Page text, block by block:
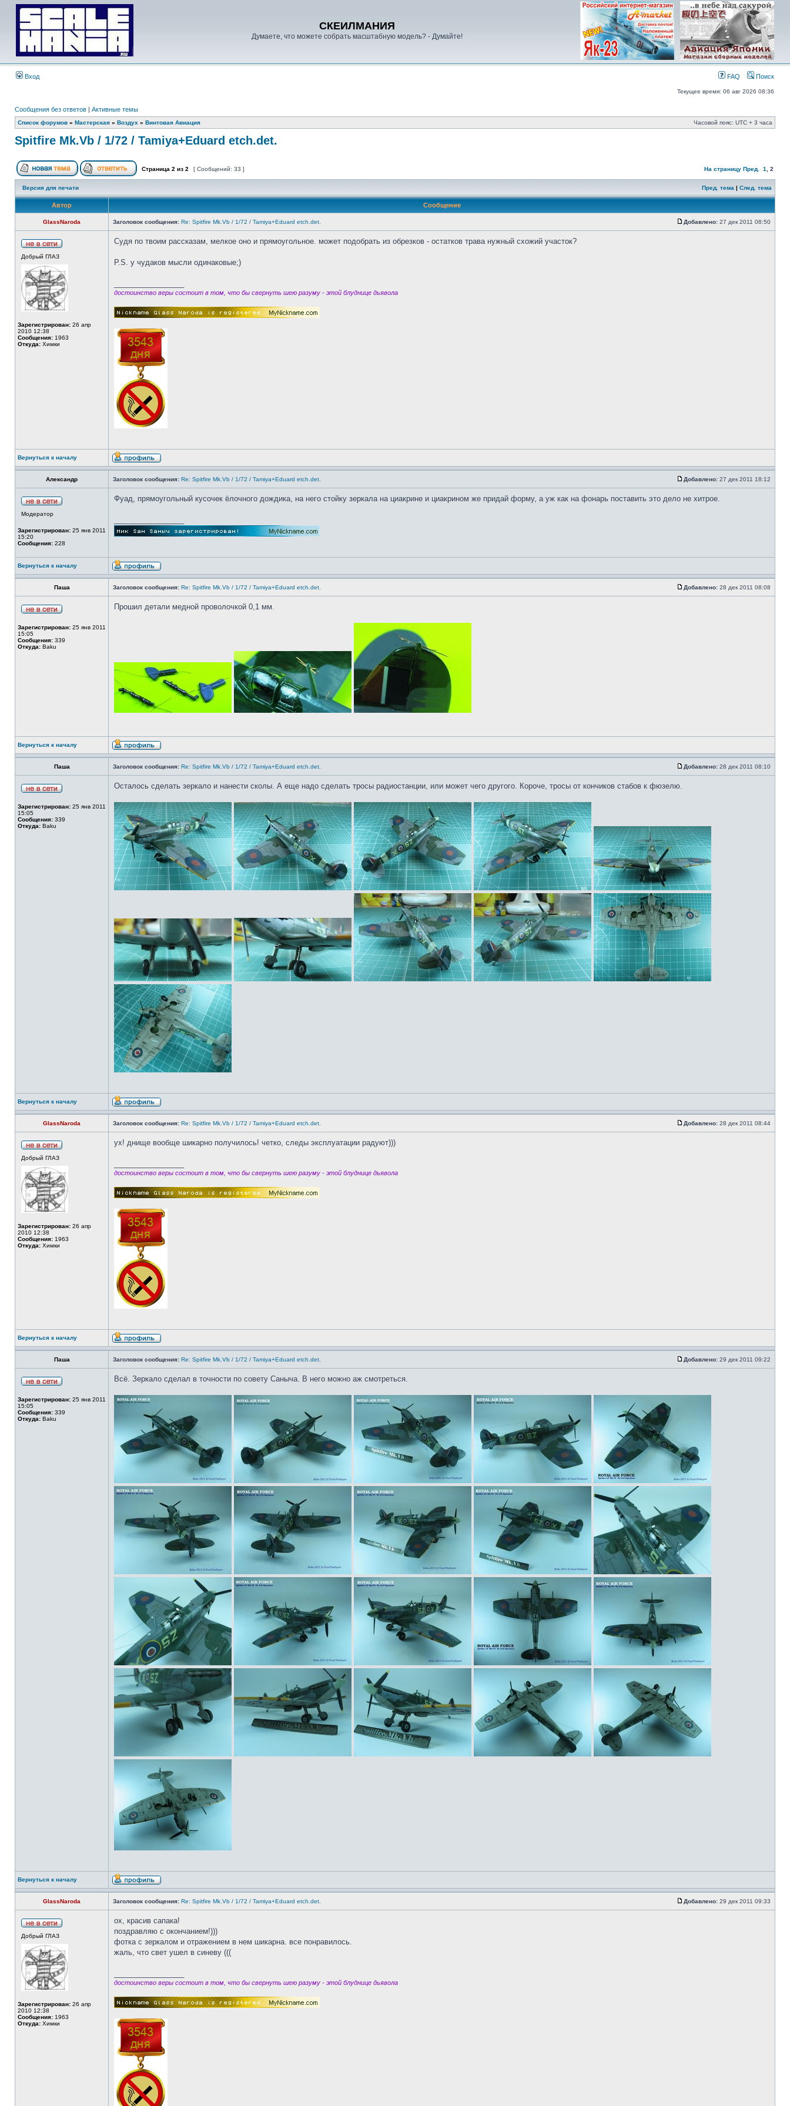
СКЕИЛМАНИЯ
Думаете, что можете собрать масштабную модель? - Думайте!
Вход FAQ Поиск
Текущее время: 06 авг 2026 08:36
Сообщения без ответов | Активные темы
Список форумов » Мастерская » Воздух » Винтовая Авиация Часовой пояс: UTC + 3 часа
Spitfire Mk.Vb / 1/72 / Tamiya+Eduard etch.det.
Страница 2 из 2 [ Сообщений: 33 ] На страницу Пред. 1 2
Версия для печати Пред. тема | След. тема
Автор Сообщение
GlassNaroda Заголовок сообщения: Re: Spitfire Mk.Vb / 1/72 / Tamiya+Eduard etch.det. Добавлено: 27 дек 2011 08:50
Добрый ГЛАЗ
Зарегистрирован: 26 апр
2010 12:38
Сообщения: 1963
Откуда: Химки
Судя по твоим рассказам, мелкое оно и прямоугольное. может подобрать из обрезков - остатков трава нужный схожий участок?
P.S. у чудаков мысли одинаковые;)
достоинство веры состоит в том, что бы свернуть шею разуму - этой блуднице дьявола
Вернуться к началу
Александр Заголовок сообщения: Re: Spitfire Mk.Vb / 1/72 / Tamiya+Eduard etch.det. Добавлено: 27 дек 2011 18:12
Модератор
Зарегистрирован: 25 янв 2011
15:20
Сообщения: 228
Фуад, прямоугольный кусочек ёлочного дождика, на него стойку зеркала на циакрине и циакрином же придай форму, а уж как на фонарь поставить это дело не хитрое.
Вернуться к началу
Паша Заголовок сообщения: Re: Spitfire Mk.Vb / 1/72 / Tamiya+Eduard etch.det. Добавлено: 28 дек 2011 08:08
Зарегистрирован: 25 янв 2011
15:05
Сообщения: 339
Откуда: Baku
Прошил детали медной проволочкой 0,1 мм.
Вернуться к началу
Паша Заголовок сообщения: Re: Spitfire Mk.Vb / 1/72 / Tamiya+Eduard etch.det. Добавлено: 28 дек 2011 08:10
Зарегистрирован: 25 янв 2011
15:05
Сообщения: 339
Откуда: Baku
Осталось сделать зеркало и нанести сколы. А еще надо сделать тросы радиостанции, или может чего другого. Короче, тросы от кончиков стабов к фюзелю.
Вернуться к началу
GlassNaroda Заголовок сообщения: Re: Spitfire Mk.Vb / 1/72 / Tamiya+Eduard etch.det. Добавлено: 28 дек 2011 08:44
Добрый ГЛАЗ
Зарегистрирован: 26 апр
2010 12:38
Сообщения: 1963
Откуда: Химки
ух! днище вообще шикарно получилось! четко, следы эксплуатации радуют)))
достоинство веры состоит в том, что бы свернуть шею разуму - этой блуднице дьявола
Вернуться к началу
Паша Заголовок сообщения: Re: Spitfire Mk.Vb / 1/72 / Tamiya+Eduard etch.det. Добавлено: 29 дек 2011 09:22
Зарегистрирован: 25 янв 2011
15:05
Сообщения: 339
Откуда: Baku
Всё. Зеркало сделал в точности по совету Саныча. В него можно аж смотреться.
Вернуться к началу
GlassNaroda Заголовок сообщения: Re: Spitfire Mk.Vb / 1/72 / Tamiya+Eduard etch.det. Добавлено: 29 дек 2011 09:33
Добрый ГЛАЗ
Зарегистрирован: 26 апр
2010 12:38
Сообщения: 1963
Откуда: Химки
ох, красив сапака!
поздравляю с окончанием!)))
фотка с зеркалом и отражением в нем шикарна. все понравилось.
жаль, что свет ушел в синеву (((
достоинство веры состоит в том, что бы свернуть шею разуму - этой блуднице дьявола